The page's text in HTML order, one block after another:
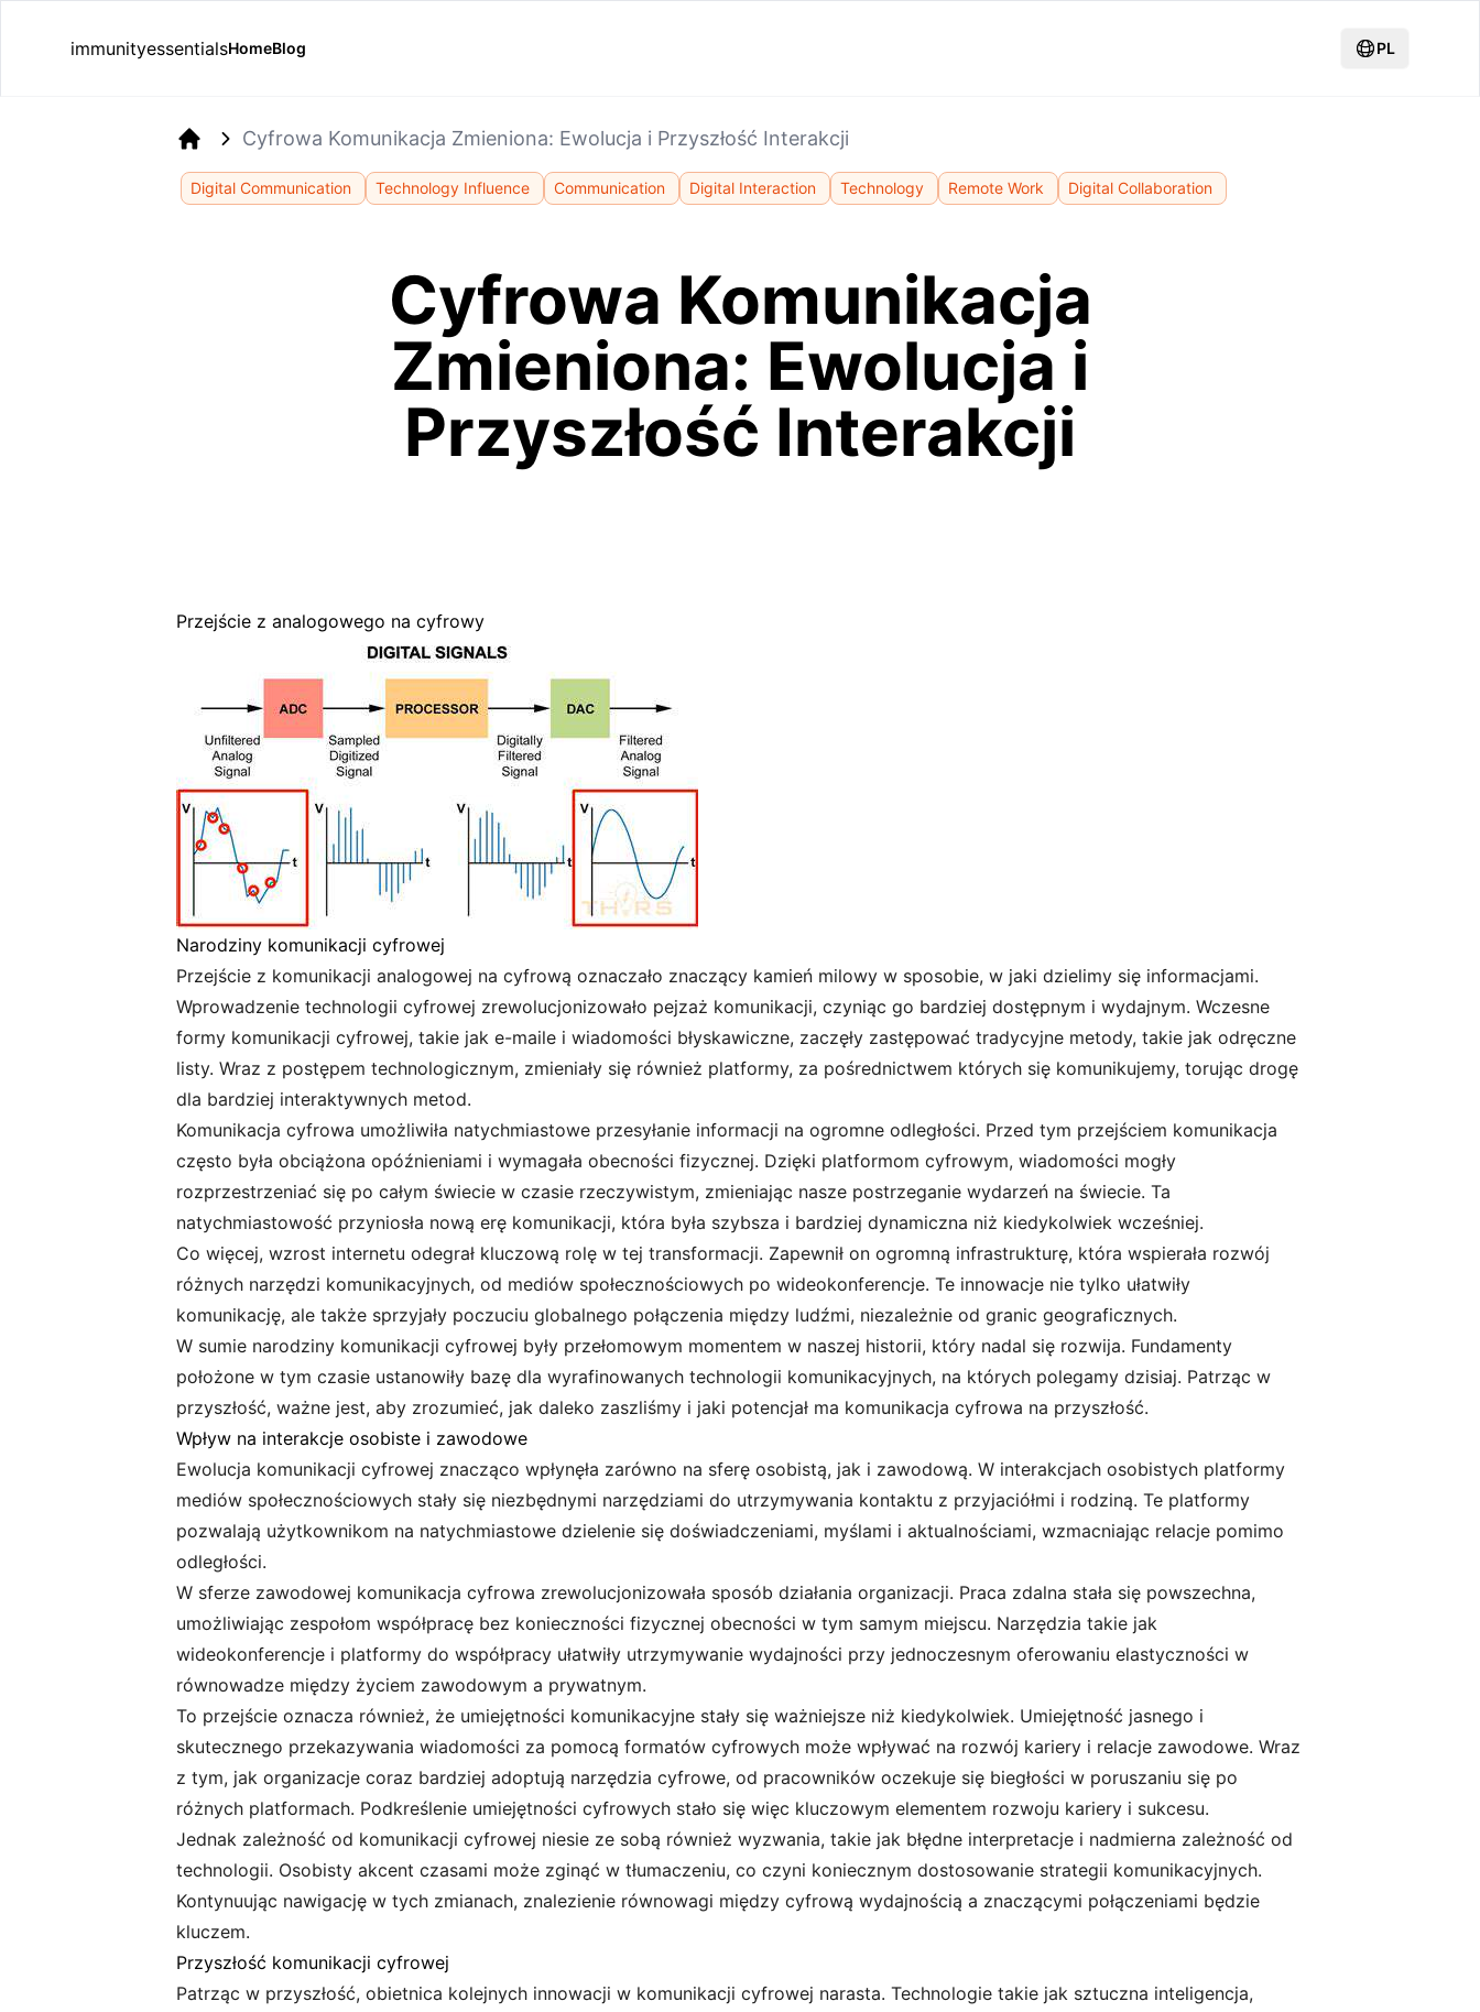
immunityessentialsHomeBlog PL
Cyfrowa Komunikacja Zmieniona: Ewolucja i Przyszłość Interakcji
Digital Communication Technology Influence Communication Digital Interaction Technology Remote Work Digital Collaboration
Cyfrowa Komunikacja
Zmieniona: Ewolucja i
Przyszłość Interakcji
Przejście z analogowego na cyfrowy
Narodziny komunikacji cyfrowej
Przejście z komunikacji analogowej na cyfrową oznaczało znaczący kamień milowy w sposobie, w jaki dzielimy się informacjami.
Wprowadzenie technologii cyfrowej zrewolucjonizowało pejzaż komunikacji, czyniąc go bardziej dostępnym i wydajnym. Wczesne
formy komunikacji cyfrowej, takie jak e-maile i wiadomości błyskawiczne, zaczęły zastępować tradycyjne metody, takie jak odręczne
listy. Wraz z postępem technologicznym, zmieniały się również platformy, za pośrednictwem których się komunikujemy, torując drogę
dla bardziej interaktywnych metod.
Komunikacja cyfrowa umożliwiła natychmiastowe przesyłanie informacji na ogromne odległości. Przed tym przejściem komunikacja
często była obciążona opóźnieniami i wymagała obecności fizycznej. Dzięki platformom cyfrowym, wiadomości mogły
rozprzestrzeniać się po całym świecie w czasie rzeczywistym, zmieniając nasze postrzeganie wydarzeń na świecie. Ta
natychmiastowość przyniosła nową erę komunikacji, która była szybsza i bardziej dynamiczna niż kiedykolwiek wcześniej.
Co więcej, wzrost internetu odegrał kluczową rolę w tej transformacji. Zapewnił on ogromną infrastrukturę, która wspierała rozwój
różnych narzędzi komunikacyjnych, od mediów społecznościowych po wideokonferencje. Te innowacje nie tylko ułatwiły
komunikację, ale także sprzyjały poczuciu globalnego połączenia między ludźmi, niezależnie od granic geograficznych.
W sumie narodziny komunikacji cyfrowej były przełomowym momentem w naszej historii, który nadal się rozwija. Fundamenty
położone w tym czasie ustanowiły bazę dla wyrafinowanych technologii komunikacyjnych, na których polegamy dzisiaj. Patrząc w
przyszłość, ważne jest, aby zrozumieć, jak daleko zaszliśmy i jaki potencjał ma komunikacja cyfrowa na przyszłość.
Wpływ na interakcje osobiste i zawodowe
Ewolucja komunikacji cyfrowej znacząco wpłynęła zarówno na sferę osobistą, jak i zawodową. W interakcjach osobistych platformy
mediów społecznościowych stały się niezbędnymi narzędziami do utrzymywania kontaktu z przyjaciółmi i rodziną. Te platformy
pozwalają użytkownikom na natychmiastowe dzielenie się doświadczeniami, myślami i aktualnościami, wzmacniając relacje pomimo
odległości.
W sferze zawodowej komunikacja cyfrowa zrewolucjonizowała sposób działania organizacji. Praca zdalna stała się powszechna,
umożliwiając zespołom współpracę bez konieczności fizycznej obecności w tym samym miejscu. Narzędzia takie jak
wideokonferencje i platformy do współpracy ułatwiły utrzymywanie wydajności przy jednoczesnym oferowaniu elastyczności w
równowadze między życiem zawodowym a prywatnym.
To przejście oznacza również, że umiejętności komunikacyjne stały się ważniejsze niż kiedykolwiek. Umiejętność jasnego i
skutecznego przekazywania wiadomości za pomocą formatów cyfrowych może wpływać na rozwój kariery i relacje zawodowe. Wraz
z tym, jak organizacje coraz bardziej adoptują narzędzia cyfrowe, od pracowników oczekuje się biegłości w poruszaniu się po
różnych platformach. Podkreślenie umiejętności cyfrowych stało się więc kluczowym elementem rozwoju kariery i sukcesu.
Jednak zależność od komunikacji cyfrowej niesie ze sobą również wyzwania, takie jak błędne interpretacje i nadmierna zależność od
technologii. Osobisty akcent czasami może zginąć w tłumaczeniu, co czyni koniecznym dostosowanie strategii komunikacyjnych.
Kontynuując nawigację w tych zmianach, znalezienie równowagi między cyfrową wydajnością a znaczącymi połączeniami będzie
kluczem.
Przyszłość komunikacji cyfrowej
Patrząc w przyszłość, obietnica kolejnych innowacji w komunikacji cyfrowej narasta. Technologie takie jak sztuczna inteligencja,